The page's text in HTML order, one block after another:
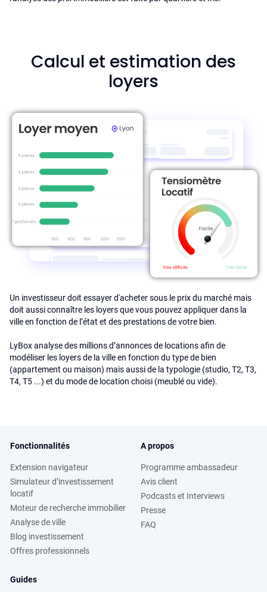
Calcul et estimation des
loyers
Un investisseur doit essayer d'acheter sous le prix du marché mais
doit aussi connaître les loyers que vous pouvez appliquer dans la
ville en fonction de l’état et des prestations de votre bien.
LyBox analyse des millions d’annonces de locations afin de
modéliser les loyers de la ville en fonction du type de bien
(appartement ou maison) mais aussi de la typologie (studio, T2, T3,
T4, T5 ...) et du mode de location choisi (meublé ou vide).
Fonctionnalités
Extension navigateur
Simulateur d’investissement
locatif
Moteur de recherche immobilier
Analyse de ville
Blog investissement
Offres professionnels
A propos
Programme ambassadeur
Avis client
Podcasts et Interviews
Presse
FAQ
Guides